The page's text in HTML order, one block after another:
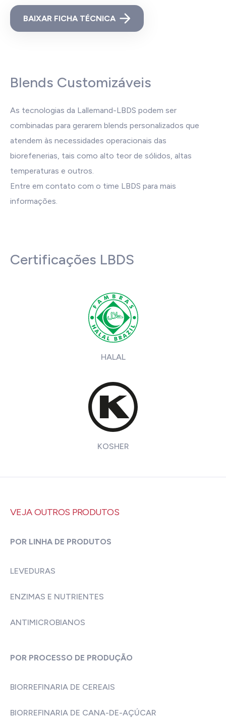
BAIXAR FICHA TÉCNICA
Blends Customizáveis
As tecnologias da Lallemand-LBDS podem ser
combinadas para gerarem blends personalizados que
atendem às necessidades operacionais das
biorefenerias, tais como alto teor de sólidos, altas
temperaturas e outros.
Entre em contato com o time LBDS para mais
informações.
Certificações LBDS
HALAL
KOSHER
VEJA OUTROS PRODUTOS
POR LINHA DE PRODUTOS
LEVEDURAS
ENZIMAS E NUTRIENTES
ANTIMICROBIANOS
POR PROCESSO DE PRODUÇÃO
BIORREFINARIA DE CEREAIS
BIORREFINARIA DE CANA-DE-AÇÚCAR